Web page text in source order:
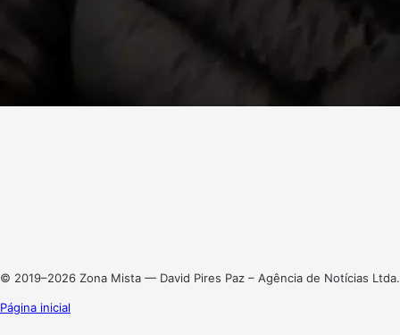
© 2019–2026 Zona Mista — David Pires Paz – Agência de Notícias Ltda.
Página inicial